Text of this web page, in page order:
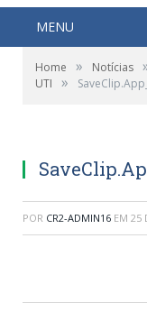
MENU
Home » Notícias
UTI
»
POR CR2-ADMIN16 EM 25